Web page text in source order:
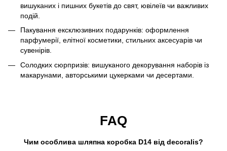
вишуканих і пишних букетів до свят, ювілеїв чи важливих
подій.
Пакування ексклюзивних подарунків: оформлення
парфумерії, елітної косметики, стильних аксесуарів чи
сувенірів.
Солодких сюрпризів: вишуканого декорування наборів із
макарунами, авторськими цукерками чи десертами.
FAQ
Чим особлива шляпна коробка D14 від decoralis?